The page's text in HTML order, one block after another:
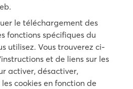
le téléchargement des
fonctions spécifiques du
utilisez. Vous trouverez ci-
et de liens sur les
activer, désactiver,
cookies en fonction de